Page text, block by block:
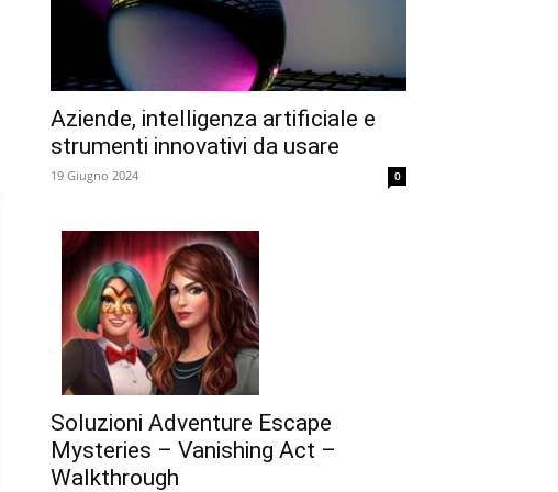
Aziende, intelligenza artificiale e
strumenti innovativi da usare
19 Giugno 2024 0
Soluzioni Adventure Escape
Mysteries – Vanishing Act –
Walkthrough